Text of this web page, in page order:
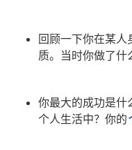
回顾一下你在某
质。当时你做了什
你最大的成功是
个人生活中？你的